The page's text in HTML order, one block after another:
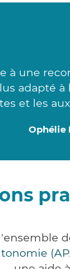
à une
adapté
et les
Ophélie